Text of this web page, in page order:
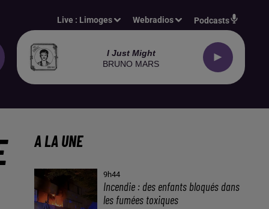
Live : Limoges Webradios Podcasts
I Just Might
BRUNO MARS
A LA UNE
9h44
Incendie : des enfants bloqués dans
les fumées toxiques